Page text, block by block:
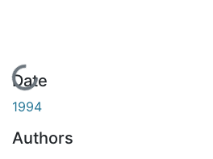
En cours de chargement...
Date
1994
Authors